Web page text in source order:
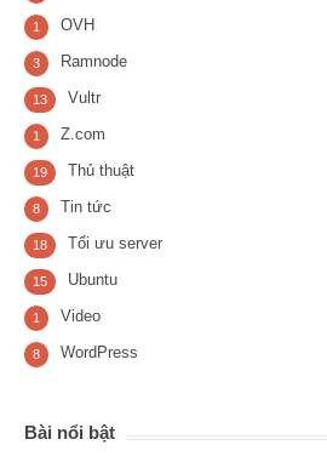
OVH
1
Ramnode
3
Vultr
13
Z.com
1
Thủ thuật
19
Tin tức
8
Tối ưu server
18
Ubuntu
15
Video
1
WordPress
8
Bài nổi bật